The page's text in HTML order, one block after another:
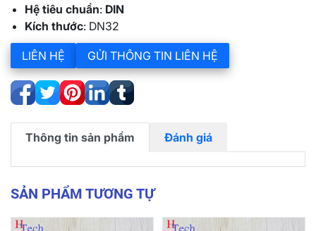
Hệ tiêu chuẩn: DIN
Kích thước: DN32
LIÊN HỆ GỬI THÔNG TIN LIÊN HỆ
Thông tin sản phẩm Đánh giá
SẢN PHẨM TƯƠNG TỰ